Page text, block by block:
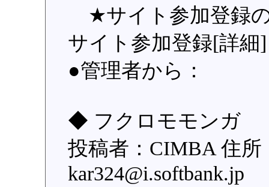
★サイト参加登録
サイト参加登録[詳細]
●管理者から：
◆ フクロモモンガ
投稿者：CIMBA 住